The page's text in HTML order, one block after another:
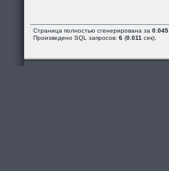
Страница полностью сгенерирована за 0.045
Произведено SQL запросов: 6 (0.011 сек).